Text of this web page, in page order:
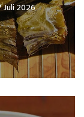
Juli 2026